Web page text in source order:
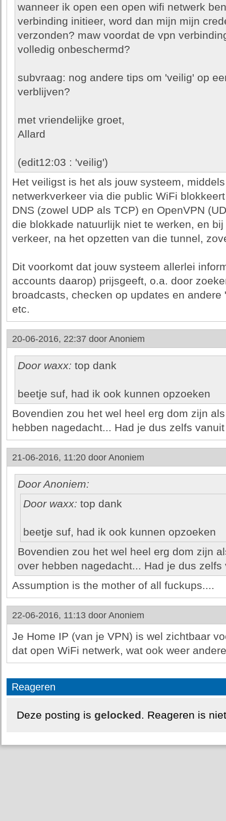
wanneer ik open een open wifi netwerk
verbinding initieer, word dan mijn mijn
verzonden? maw voordat de vpn
volledig onbeschermd?
subvraag: nog andere tips om 'veilig' op
verblijven?
met vriendelijke groet,
Allard
(edit12:03 : 'veilig')
Het veiligst is het als jouw systeem,
netwerkverkeer via die public WiFi
DNS (zowel UDP als TCP) en OpenVPN
die blokkade natuurlijk niet te werken, en
verkeer, na het opzetten van die tunnel,
Dit voorkomt dat jouw systeem allerlei
accounts daarop) prijsgeeft, o.a. door
broadcasts, checken op updates en
etc.
20-06-2016, 22:37 door Anoniem
Door waxx: top dank
beetje suf, had ik ook kunnen opzoeken
Bovendien zou het wel heel erg dom zijn
hebben nagedacht... Had je dus zelfs
21-06-2016, 11:20 door Anoniem
Door Anoniem:
Door waxx: top dank
beetje suf, had ik ook kunnen opzoeken
Bovendien zou het wel heel erg dom zijn
over hebben nagedacht... Had je dus
Assumption is the mother of all fuckups....
22-06-2016, 11:13 door Anoniem
Je Home IP (van je VPN) is wel zichtbaar
dat open WiFi netwerk, wat ook weer
Reageren
Deze posting is gelocked. Reageren is